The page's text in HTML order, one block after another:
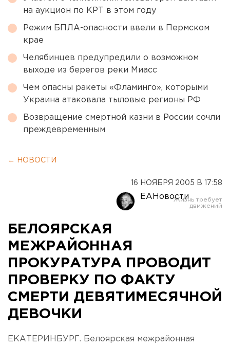
на аукцион по КРТ в этом году
Режим БПЛА-опасности ввели в Пермском
крае
Челябинцев предупредили о возможном
выходе из берегов реки Миасс
Чем опасны ракеты «Фламинго», которыми
Украина атаковала тыловые регионы РФ
Возвращение смертной казни в России сочли
преждевременным
← НОВОСТИ
16 НОЯБРЯ 2005 В 17:58
ЕАНовости
БЕЛОЯРСКАЯ
МЕЖРАЙОННАЯ
ПРОКУРАТУРА ПРОВОДИТ
ПРОВЕРКУ ПО ФАКТУ
СМЕРТИ ДЕВЯТИМЕСЯЧНОЙ
ДЕВОЧКИ
ЕКАТЕРИНБУРГ. Белоярская межрайонная